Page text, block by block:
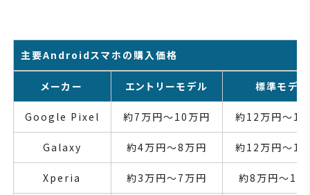
主要Androidスマホの購入価格
メーカー エントリーモデル 標準モデル
Google Pixel 約7万円～10万円 約12万円～14
Galaxy 約4万円～8万円 約12万円～16
Xperia 約3万円～7万円 約8万円～13